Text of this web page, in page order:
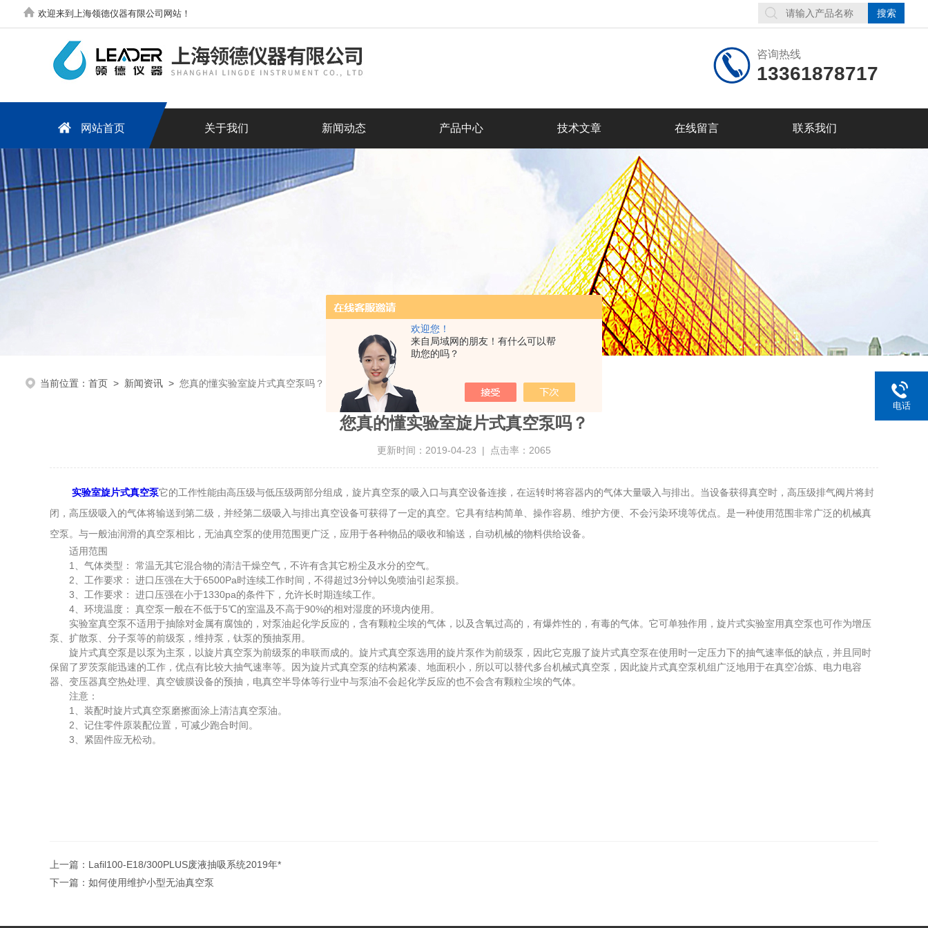
欢迎您！
来自局域网的朋友！有什么可以帮
助您的吗？
欢迎来到上海领德仪器有限公司网站！
咨询热线
13361878717
网站首页 关于我们 新闻动态 产品中心 技术文章 在线留言 联系我们
当前位置： 首页> 新闻资讯> 您真的懂实验室旋片式真空泵吗？
您真的懂实验室旋片式真空泵吗？
更新时间：2019-04-23 | 点击率：2065
实验室旋片式真空泵它的工作性能由高压级与低压级两部分组成，旋片真空泵的吸入口与真空设备连接，在运转时将容器内的气体大量吸入与排出。当设备获得真空时，高压级排气阀片将封
闭，高压级吸入的气体将输送到第二级，并经第二级吸入与排出真空设备可获得了一定的真空。它具有结构简单、操作容易、维护方便、不会污染环境等优点。是一种使用范围非常广泛的机械真
空泵。与一般油润滑的真空泵相比，无油真空泵的使用范围更广泛，应用于各种物品的吸收和输送，自动机械的物料供给设备。
适用范围
1、气体类型： 常温无其它混合物的清洁干燥空气，不许有含其它粉尘及水分的空气。
2、工作要求： 进口压强在大于6500Pa时连续工作时间，不得超过3分钟以免喷油引起泵损。
3、工作要求： 进口压强在小于1330pa的条件下，允许长时期连续工作。
4、环境温度： 真空泵一般在不低于5℃的室温及不高于90%的相对湿度的环境内使用。
实验室真空泵不适用于抽除对金属有腐蚀的，对泵油起化学反应的，含有颗粒尘埃的气体，以及含氧过高的，有爆炸性的，有毒的气体。它可单独作用，旋片式实验室用真空泵也可作为增压
泵、扩散泵、分子泵等的前级泵，维持泵，钛泵的预抽泵用。
旋片式真空泵是以泵为主泵，以旋片真空泵为前级泵的串联而成的。旋片式真空泵选用的旋片泵作为前级泵，因此它克服了旋片式真空泵在使用时一定压力下的抽气速率低的缺点，并且同时
保留了罗茨泵能迅速的工作，优点有比较大抽气速率等。因为旋片式真空泵的结构紧凑、地面积小，所以可以替代多台机械式真空泵，因此旋片式真空泵机组广泛地用于在真空冶炼、电力电容
器、变压器真空热处理、真空镀膜设备的预抽，电真空半导体等行业中与泵油不会起化学反应的也不会含有颗粒尘埃的气体。
注意：
1、装配时旋片式真空泵磨擦面涂上清洁真空泵油。
2、记住零件原装配位置，可减少跑合时间。
3、紧固件应无松动。
上一篇： Lafil100-E18/300PLUS废液抽吸系统2019年*
下一篇： 如何使用维护小型无油真空泵
电话